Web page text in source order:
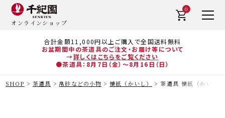
合計金額11,000円以上ご購入で全国送料無料
お盆期間中の茶道具のご注文・お届け等について
→詳しくはこちらをご覧ください
●茶道具：8月7日（金）～8月16日（日）
オンラインショップ
0
SHOP 茶道具 帛紗などの小物 懐紙（かいし） 茶道具 懐紙（かいし